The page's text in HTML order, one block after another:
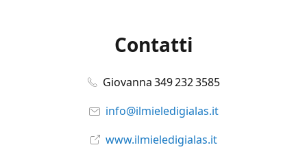
Contatti
Giovanna 349 232 3585
info@ilmieledigialas.it
www.ilmieledigialas.it